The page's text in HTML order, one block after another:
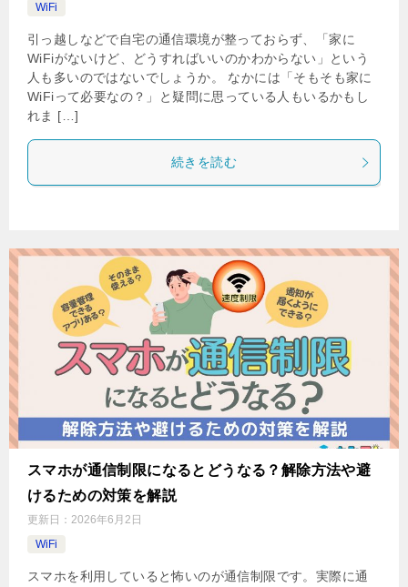
WiFi
引っ越しなどで自宅の通信環境が整っておらず、「家に
WiFiがないけど、どうすればいいのかわからない」という
人も多いのではないでしょうか。 なかには「そもそも家に
WiFiって必要なの？」と疑問に思っている人もいるかもし
れま […]
続きを読む
スマホが通信制限になるとどうなる？解除方法や避
けるための対策を解説
更新日： 2026年6月2日
WiFi
スマホを利用していると怖いのが通信制限です。実際に通